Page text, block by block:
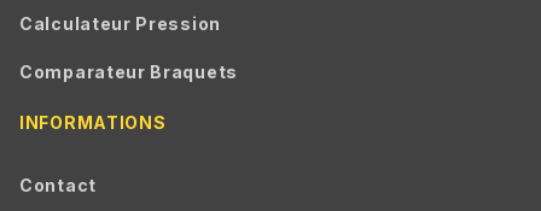
Calculateur Pression
Comparateur Braquets
INFORMATIONS
Contact